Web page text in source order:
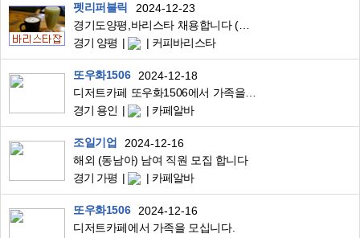
펫리퍼블릭
2024-12-23
경기도양평,바리스타 채용합니다 (숙식제공)
경기 양평
커피바리스타
또우화1506
2024-12-18
경기 용인
카페알바
조일기업
2024-12-16
해외 (동남아) 남여 직원 모집 합니다
경기 가평
카페알바
또우화1506
2024-12-16
디저트카페에서 가족을 모십니다.